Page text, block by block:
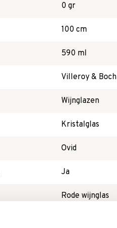
0 gr
100 cm
590 ml
Villeroy & Boch
Wijnglazen
Kristalglas
Ovid
Ja
Rode wijnglas